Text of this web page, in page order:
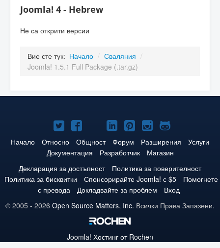
Joomla! 4 - Hebrew
Не са открити версии
Вие сте тук: Начало / Сваляния /
Joomla! 1.5.1 Full Package (.tar.gz)
Joomla!
в
Twitter
Joomla!
във
Facebook
Joomla!
в
YouTube
Joomla!
в
LinkedIn
Joomla!
в
Pinterest
Joomla!
в
Instagram
Joomla!
в
GitHub
Начало Относно Общност Форум Разширения
Услуги
Документация
Разработчик
Магазин
Декларация за достъпност
Политика за поверителност
Политика за бисквитки
Спонсорирайте Joomla! с $5
Помогнете
с превода
Докладвайте за проблем
Вход
© 2005 - 2026 Open Source Matters, Inc. Всички Права Запазени.
Joomla! Хостинг от Rochen